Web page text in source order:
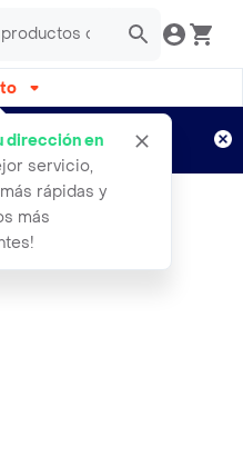
dirección en
servicio,
rápidas y
más
Aplican TyC